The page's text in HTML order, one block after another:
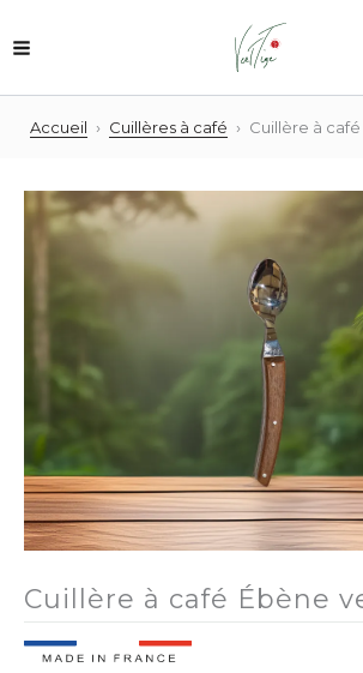
au
Accueil › Cuillères à café › Cuillère à
Cuillère à café Ébène